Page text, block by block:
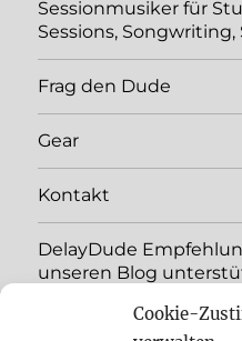
Cookie-
Sessionmusiker für
Sessions,
Frag den Dude
Gear
Kontakt
DelayDude
unseren Blog